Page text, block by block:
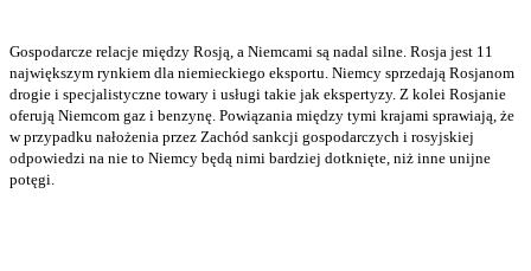
Gospodarcze relacje między Rosją, a Niemcami są nadal silne. Rosja jest 11
największym rynkiem dla niemieckiego eksportu. Niemcy sprzedają Rosjanom
drogie i specjalistyczne towary i usługi takie jak ekspertyzy. Z kolei Rosjanie
oferują Niemcom gaz i benzynę. Powiązania między tymi krajami sprawiają, że
w przypadku nałożenia przez Zachód sankcji gospodarczych i rosyjskiej
odpowiedzi na nie to Niemcy będą nimi bardziej dotknięte, niż inne unijne
potęgi.